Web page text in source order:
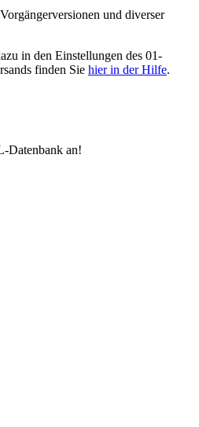
und diverser
in den Einstellungen des 01-
finden Sie hier in der Hilfe.
Datenbank an!